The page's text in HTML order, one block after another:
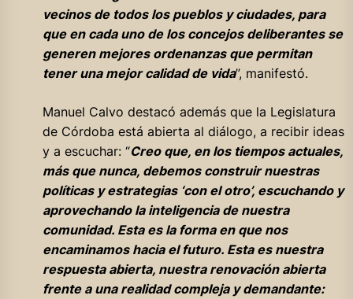
vecinos de todos los pueblos y ciudades, para
que en cada uno de los concejos deliberantes se
generen mejores ordenanzas que permitan
tener una mejor calidad de vida”, manifestó.
Manuel Calvo destacó además que la Legislatura
de Córdoba está abierta al diálogo, a recibir ideas
y a escuchar: “Creo que, en los tiempos actuales,
más que nunca, debemos construir nuestras
políticas y estrategias ‘con el otro’, escuchando y
aprovechando la inteligencia de nuestra
comunidad. Esta es la forma en que nos
encaminamos hacia el futuro. Esta es nuestra
respuesta abierta, nuestra renovación abierta
frente a una realidad compleja y demandante: